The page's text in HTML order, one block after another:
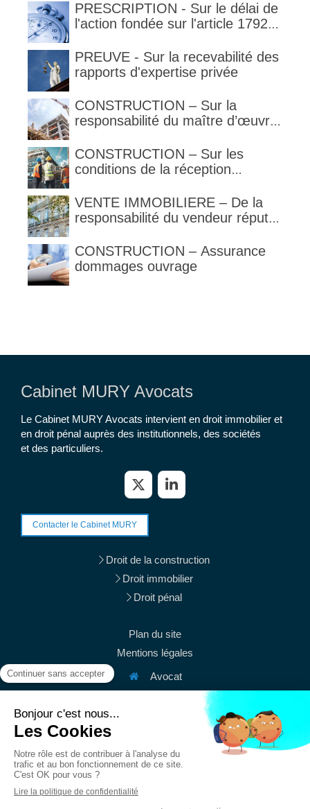
PRESCRIPTION - Sur le délai de
l'action fondée sur l'article 1792-
PREUVE - Sur la recevabilité des
rapports d'expertise privée
CONSTRUCTION – Sur la
responsabilité du maître d’œuvre
l’architecte supporte une
obligation de contrôle étendu
CONSTRUCTION – Sur les
conditions de la réception
VENTE IMMOBILIERE – De la
responsabilité du vendeur réputé
1792 et suivants du code civil
CONSTRUCTION – Assurance
dommages ouvrage
Cabinet MURY Avocats
Le Cabinet MURY Avocats intervient en droit immobilier et
en droit pénal auprès des institutionnels, des sociétés
et des particuliers.
Contacter le Cabinet MURY
Droit de la construction
Droit immobilier
Droit pénal
Plan du site
Mentions légales
Avocat
38 rue du Mont Thabor
Afficher le téléphone
contact@mury-avocats.fr
DuLundiauVendredi